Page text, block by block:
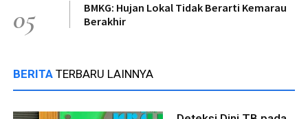
05
BMKG: Hujan Lokal Tidak Berarti Kemarau
Berakhir
BERITA TERBARU LAINNYA